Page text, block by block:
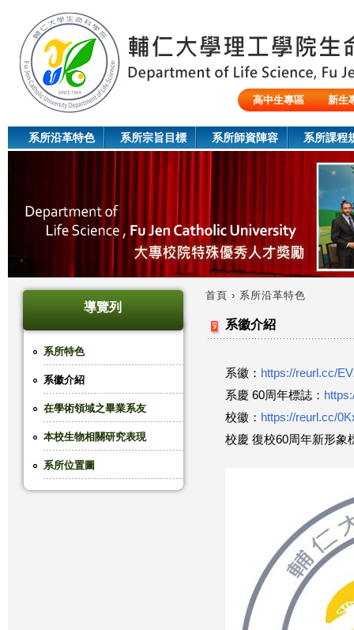
高中生專區
新生
系所沿革特色 系所宗旨目標 系所師資陣容 系所課程
導覽列
系所特色
系徽介紹
在學術領域之畢業系友
本校生物相關研究表現
系所位置圖
您
首頁 › 系所沿革特色
系徽介紹
系徽： https://reurl.cc/
系慶 60周年標誌：
校徽： https://reurl.cc/
校慶 復校60周年新形象